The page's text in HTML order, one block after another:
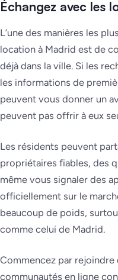
Échangez avec les
L’une des manières les
location à Madrid est de
déjà dans la ville. Si les
les informations de
peuvent vous donner un
peuvent pas offrir à eux
Les résidents peuvent
propriétaires fiables, des
même vous signaler des
officiellement sur le
beaucoup de poids,
comme celui de Madrid.
Commencez par rejoindre
communautés en ligne